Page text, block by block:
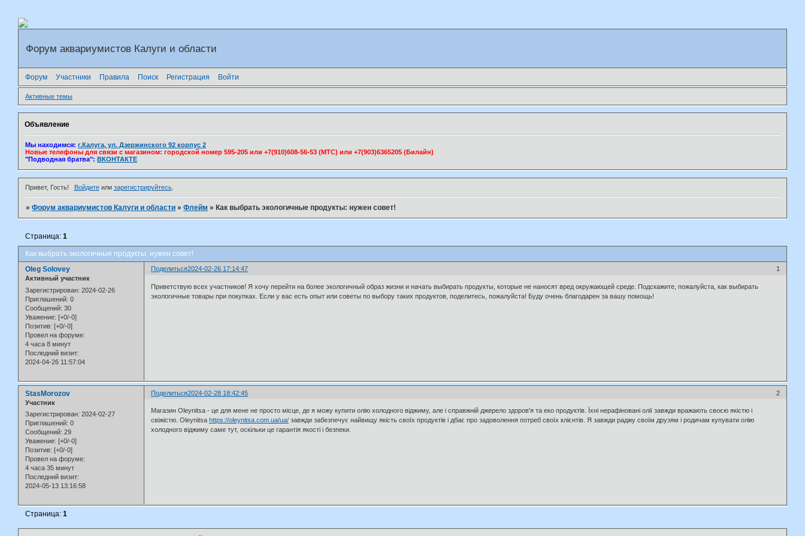
Форум аквариумистов Калуги и области
Форум Участники Правила Поиск Регистрация Войти
Активные темы
Объявление
Мы находимся: г.Калуга, ул. Дзержинского 92 корпус 2
Новые телефоны для связи с магазином: городской номер 595-205 или +7(910)608-56-53 (МТС) или +7(903)6365205 (Билайн)
"Подводная братва": ВКОНТАКТЕ
Привет, Гость! Войдитеили зарегистрируйтесь.
»Форум аквариумистов Калуги и области »Флейм » Как выбрать экологичные продукты: нужен совет!
Как выбрать экологичные продукты: нужен совет!
Страница:1
Поделиться 1
2024-02-26 17:14:47
Oleg Solovey
Активный участник
Зарегистрирован: 2024-02-26
Приглашений: 0
Сообщений: 30
Уважение: [+0/-0]
Позитив: [+0/-0]
Провел на форуме:
4 часа 8 минут
Последний визит:
2024-04-26 11:57:04
Приветствую всех участников! Я хочу перейти на более экологичный образ жизни и начать выбирать продукты, которые не наносят вред окружающей среде. Подскажите, пожалуйста, как выбирать
экологичные товары при покупках. Если у вас есть опыт или советы по выбору таких продуктов, поделитесь, пожалуйста! Буду очень благодарен за вашу помощь!
Поделиться 2
2024-02-28 18:42:45
StasMorozov
Участник
Зарегистрирован: 2024-02-27
Приглашений: 0
Сообщений: 29
Уважение: [+0/-0]
Позитив: [+0/-0]
Провел на форуме:
4 часа 35 минут
Последний визит:
2024-05-13 13:16:58
Магазин Oleynitsa - це для мене не просто місце, де я можу купити олію холодного віджиму, але і справжній джерело здоров'я та еко продуктів. Їхні нерафіновані олії завжди вражають своєю якістю і
свіжістю. Oleynitsahttps://oleynitsa.com.ua/ua/ завжди забезпечує найвищу якість своїх продуктів і дбає про задоволення потреб своїх клієнтів. Я завжди раджу своїм друзям і родичам купувати олію
холодного віджиму саме тут, оскільки це гарантія якості і безпеки.
Страница:1